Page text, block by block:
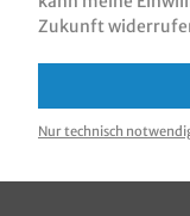
Zukunft
Nur technisch